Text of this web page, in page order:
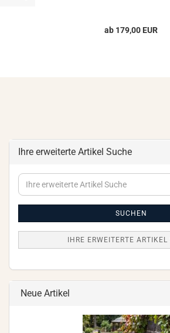
ab 179,00 EUR
Ihre erweiterte Artikel Suche
Ihre
erweiterte
SUCHEN
IHRE ERWEITERTE
Neue Artikel